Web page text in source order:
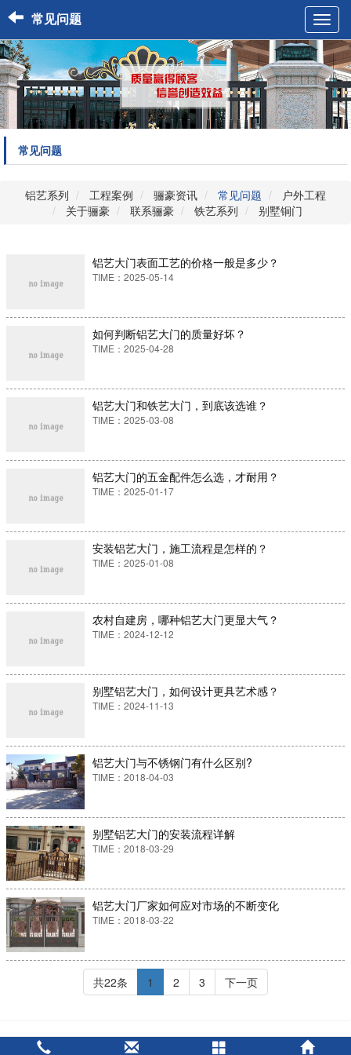
常见问题
常见问题
铝艺系列 工程案例 骊豪资讯 常见问题
户外工程
关于骊豪
联系骊豪 铁艺系列 别墅铜门
铝艺大门表面工艺的价格一般是多少？
TIME：2025-05-14
如何判断铝艺大门的质量好坏？
TIME：2025-04-28
铝艺大门和铁艺大门，到底该选谁？
TIME：2025-03-08
铝艺大门的五金配件怎么选，才耐用？
TIME：2025-01-17
安装铝艺大门，施工流程是怎样的？
TIME：2025-01-08
农村自建房，哪种铝艺大门更显大气？
TIME：2024-12-12
别墅铝艺大门，如何设计更具艺术感？
TIME：2024-11-13
铝艺大门与不锈钢门有什么区别?
TIME：2018-04-03
别墅铝艺大门的安装流程详解
TIME：2018-03-29
铝艺大门厂家如何应对市场的不断变化
TIME：2018-03-22
共22条 1 2 3 下一页